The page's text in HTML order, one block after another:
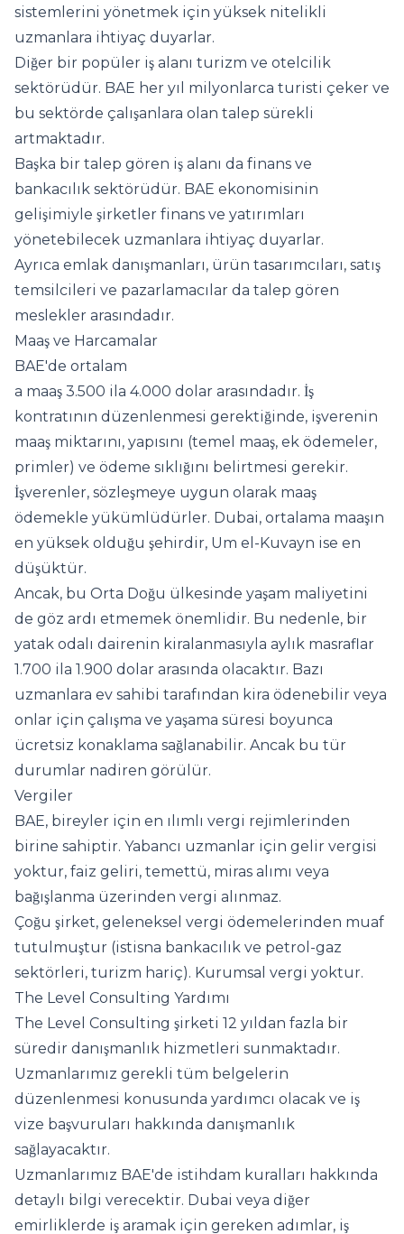
sistemlerini yönetmek için yüksek nitelikli
uzmanlara ihtiyaç duyarlar.
Diğer bir popüler iş alanı turizm ve otelcilik
sektörüdür. BAE her yıl milyonlarca turisti çeker ve
bu sektörde çalışanlara olan talep sürekli
artmaktadır.
Başka bir talep gören iş alanı da finans ve
bankacılık sektörüdür. BAE ekonomisinin
gelişimiyle şirketler finans ve yatırımları
yönetebilecek uzmanlara ihtiyaç duyarlar.
Ayrıca emlak danışmanları, ürün tasarımcıları, satış
temsilcileri ve pazarlamacılar da talep gören
meslekler arasındadır.
Maaş ve Harcamalar
BAE'de ortalam
a maaş 3.500 ila 4.000 dolar arasındadır. İş
kontratının düzenlenmesi gerektiğinde, işverenin
maaş miktarını, yapısını (temel maaş, ek ödemeler,
primler) ve ödeme sıklığını belirtmesi gerekir.
İşverenler, sözleşmeye uygun olarak maaş
ödemekle yükümlüdürler. Dubai, ortalama maaşın
en yüksek olduğu şehirdir, Um el-Kuvayn ise en
düşüktür.
Ancak, bu Orta Doğu ülkesinde yaşam maliyetini
de göz ardı etmemek önemlidir. Bu nedenle, bir
yatak odalı dairenin kiralanmasıyla aylık masraflar
1.700 ila 1.900 dolar arasında olacaktır. Bazı
uzmanlara ev sahibi tarafından kira ödenebilir veya
onlar için çalışma ve yaşama süresi boyunca
ücretsiz konaklama sağlanabilir. Ancak bu tür
durumlar nadiren görülür.
Vergiler
BAE, bireyler için en ılımlı vergi rejimlerinden
birine sahiptir. Yabancı uzmanlar için gelir vergisi
yoktur, faiz geliri, temettü, miras alımı veya
bağışlanma üzerinden vergi alınmaz.
Çoğu şirket, geleneksel vergi ödemelerinden muaf
tutulmuştur (istisna bankacılık ve petrol-gaz
sektörleri, turizm hariç). Kurumsal vergi yoktur.
The Level Consulting Yardımı
The Level Consulting şirketi 12 yıldan fazla bir
süredir danışmanlık hizmetleri sunmaktadır.
Uzmanlarımız gerekli tüm belgelerin
düzenlenmesi konusunda yardımcı olacak ve iş
vize başvuruları hakkında danışmanlık
sağlayacaktır.
Uzmanlarımız BAE'de istihdam kuralları hakkında
detaylı bilgi verecektir. Dubai veya diğer
emirliklerde iş aramak için gereken adımlar, iş